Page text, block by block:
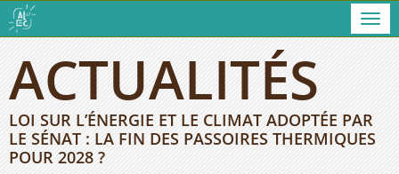
ACTUALITÉS
LOI SUR L’ÉNERGIE ET LE CLIMAT ADOPTÉE PAR
LE SÉNAT : LA FIN DES PASSOIRES THERMIQUES
POUR 2028 ?